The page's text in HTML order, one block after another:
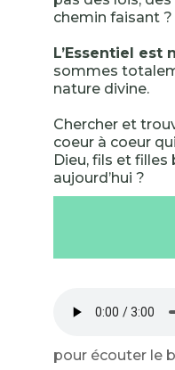
chemin faisant ?
L’Essentiel
sommes
nature divine.
Chercher et
coeur à coeur
Dieu, fils et filles
aujourd’hui ?
pour écouter le